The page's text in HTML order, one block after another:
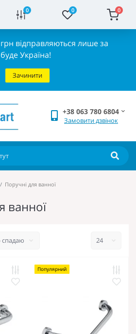
0 0 0
відправляються лише за
Україна!
Зачинити
+38 063 780 6804
Замовити дзвінок
Поручні для ванної
ванної
Популярний